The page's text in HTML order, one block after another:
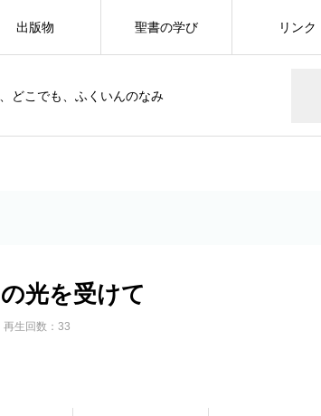
どこでも、ふくいんのなみ
出版物 聖書の学び リンク
光を受けて
再生回数：33